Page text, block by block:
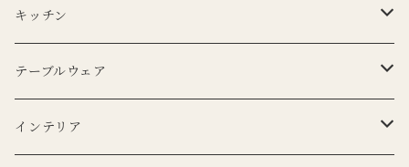
キッチン
エプロン
Lino e Lina
キッチンクロス
テーブルウェア
プレート
インテリア